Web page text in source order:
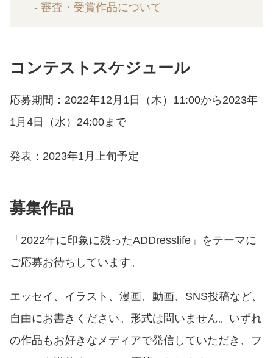
- 審査・受賞作品について
コンテストスケジュール
応募期間：2022年12月1日（木）11:00から2023年
1月4日（水）24:00まで
発表：2023年1月上旬予定
募集作品
「2022年に印象に残ったADDresslife」をテーマに
ご応募お待ちしています。
エッセイ、イラスト、漫画、動画、SNS投稿など、
自由にお書きください。形式は問いません。いずれ
の作品もお好きなメディアで発信していただき、フ